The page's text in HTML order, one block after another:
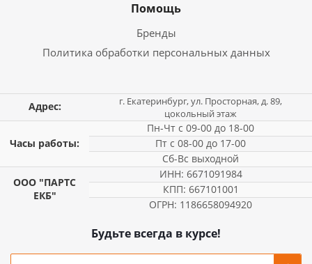
Помощь
Бренды
Политика обработки персональных данных
Адрес:
г. Екатеринбург, ул. Просторная, д. 89,
цокольный этаж
Часы работы:
Пн-Чт с 09-00 до 18-00
Пт с 08-00 до 17-00
Сб-Вс выходной
ООО "ПАРТС
ЕКБ"
ИНН: 6671091984
КПП: 667101001
ОГРН: 1186658094920
Будьте всегда в курсе!